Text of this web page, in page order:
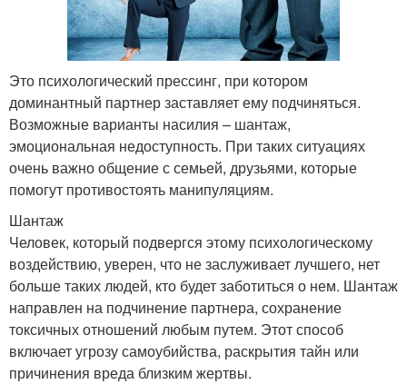
Это психологический прессинг, при котором
доминантный партнер заставляет ему подчиняться.
Возможные варианты насилия – шантаж,
эмоциональная недоступность. При таких ситуациях
очень важно общение с семьей, друзьями, которые
помогут противостоять манипуляциям.
Шантаж
Человек, который подвергся этому психологическому
воздействию, уверен, что не заслуживает лучшего, нет
больше таких людей, кто будет заботиться о нем. Шантаж
направлен на подчинение партнера, сохранение
токсичных отношений любым путем. Этот способ
включает угрозу самоубийства, раскрытия тайн или
причинения вреда близким жертвы.